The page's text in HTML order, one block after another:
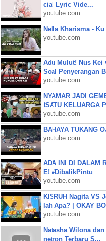
cial Lyric Vide...
youtube.com
Nella Kharisma -
youtube.com
Adu Mulut! Nus Kei
Soal Penyerangan
youtube.com
NYAMAR JADI
❗SATU KELUARGA
youtube.com
BAHAYA TUKANG
youtube.com
ADA INI DI DALAM
E! #DibalikPintu
youtube.com
KISRUH Nagita VS
lah Apa? | OKAY
youtube.com
Natasha Wilona
netron Terbaru S...